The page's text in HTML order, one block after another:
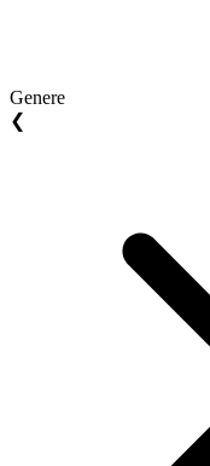
Genere
❮